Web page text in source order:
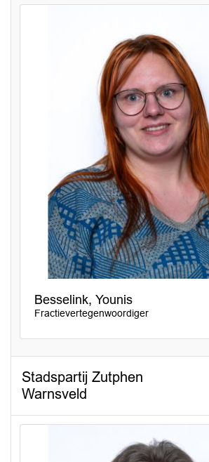
Besselink, Younis
Fractievertegenwoordiger
Stadspartij Zutphen
Warnsveld